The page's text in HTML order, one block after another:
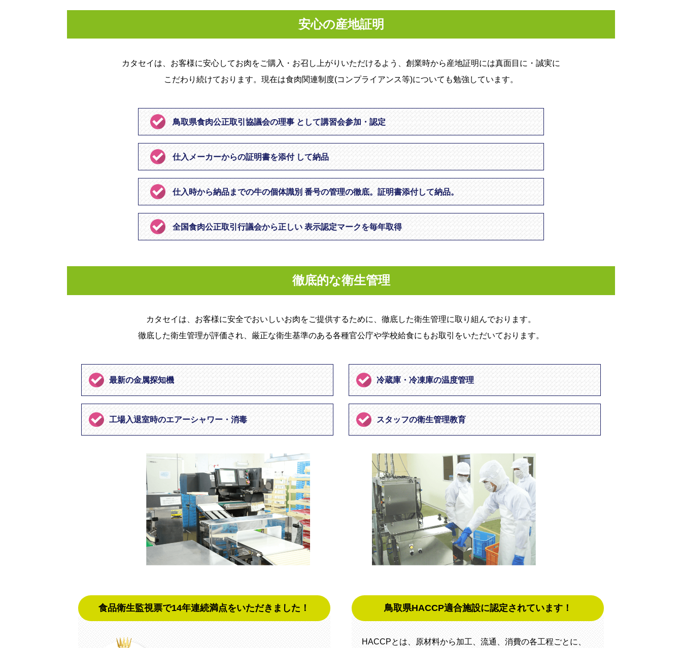
安心の産地証明
カタセイは、お客様に安心してお肉をご購入・お召し上がりいただけるよう、創業時から産地証明には真面目に・誠実に
こだわり続けております。現在は食肉関連制度(コンプライアンス等)についても勉強しています。
鳥取県食肉公正取引協議会の理事 として講習会参加・認定
仕入メーカーからの証明書を添付して納品
仕入時から納品までの牛の個体識別 番号の管理の徹底。証明書添付して納品。
全国食肉公正取引行議会から正しい 表示認定マークを毎年取得
徹底的な衛生管理
カタセイは、お客様に安全でおいしいお肉をご提供するために、徹底した衛生管理に取り組んでおります。
徹底した衛生管理が評価され、厳正な衛生基準のある各種官公庁や学校給食にもお取引をいただいております。
最新の金属探知機 冷蔵庫・冷凍庫の温度管理
工場入退室時のエアーシャワー・消毒 スタッフの衛生管理教育
食品衛生監視票で14年連続満点をいただきました！ 鳥取県HACCP適合施設に認定されています！
HACCPとは、原材料から加工、流通、消費の各工程ごとに、